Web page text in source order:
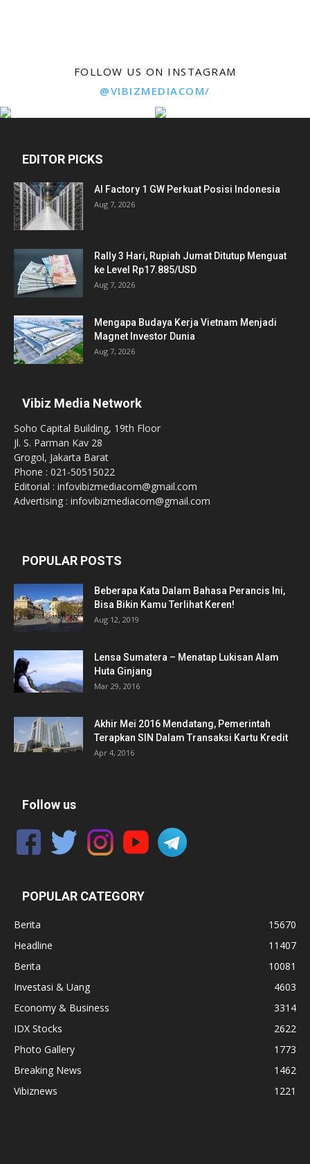
FOLLOW US ON INSTAGRAM
@VIBIZMEDIACOM/
EDITOR PICKS
AI Factory 1 GW Perkuat Posisi Indonesia
Aug 7, 2026
Rally 3 Hari, Rupiah Jumat Ditutup Menguat
ke Level Rp17.885/USD
Aug 7, 2026
Mengapa Budaya Kerja Vietnam Menjadi
Magnet Investor Dunia
Aug 7, 2026
Vibiz Media Network
Soho Capital Building, 19th Floor
Jl. S. Parman Kav 28
Grogol, Jakarta Barat
Phone : 021-50515022
Editorial : infovibizmediacom@gmail.com
Advertising : infovibizmediacom@gmail.com
POPULAR POSTS
Beberapa Kata Dalam Bahasa Perancis Ini,
Bisa Bikin Kamu Terlihat Keren!
Aug 12, 2019
Lensa Sumatera – Menatap Lukisan Alam
Huta Ginjang
Mar 29, 2016
Akhir Mei 2016 Mendatang, Pemerintah
Terapkan SIN Dalam Transaksi Kartu Kredit
Apr 4, 2016
Follow us
POPULAR CATEGORY
Berita
15670
Headline
11407
Berita
10081
Investasi & Uang
4603
Economy & Business
3314
IDX Stocks
2622
Photo Gallery
1773
Breaking News
1462
Vibiznews
1221